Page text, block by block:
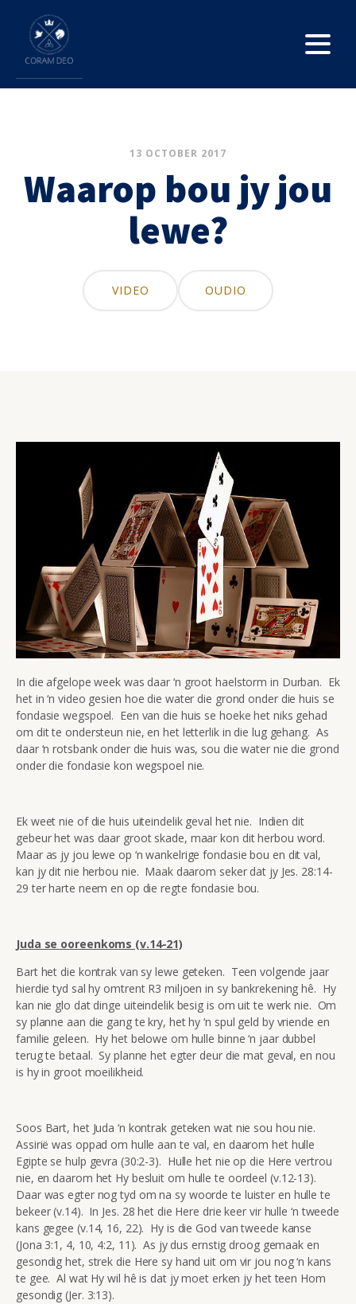
13 OCTOBER 2017
Waarop bou jy jou
lewe?
VIDEO OUDIO
In die afgelope week was daar ‘n groot haelstorm in Durban. Ek
het in ‘n video gesien hoe die water die grond onder die huis se
fondasie wegspoel. Een van die huis se hoeke het niks gehad
om dit te ondersteun nie, en het letterlik in die lug gehang. As
daar ‘n rotsbank onder die huis was, sou die water nie die grond
onder die fondasie kon wegspoel nie.
Ek weet nie of die huis uiteindelik geval het nie. Indien dit
gebeur het was daar groot skade, maar kon dit herbou word.
Maar as jy jou lewe op ‘n wankelrige fondasie bou en dit val,
kan jy dit nie herbou nie. Maak daarom seker dat jy Jes. 28:14-
29 ter harte neem en op die regte fondasie bou.
Juda se ooreenkoms (v.14-21)
Bart het die kontrak van sy lewe geteken. Teen volgende jaar
hierdie tyd sal hy omtrent R3 miljoen in sy bankrekening hê. Hy
kan nie glo dat dinge uiteindelik besig is om uit te werk nie. Om
sy planne aan die gang te kry, het hy ‘n spul geld by vriende en
familie geleen. Hy het belowe om hulle binne ‘n jaar dubbel
terug te betaal. Sy planne het egter deur die mat geval, en nou
is hy in groot moeilikheid.
Soos Bart, het Juda ‘n kontrak geteken wat nie sou hou nie.
Assirië was oppad om hulle aan te val, en daarom het hulle
Egipte se hulp gevra (30:2-3). Hulle het nie op die Here vertrou
nie, en daarom het Hy besluit om hulle te oordeel (v.12-13).
Daar was egter nog tyd om na sy woorde te luister en hulle te
bekeer (v.14). In Jes. 28 het die Here drie keer vir hulle ‘n tweede
kans gegee (v.14, 16, 22). Hy is die God van tweede kanse
(Jona 3:1, 4, 10, 4:2, 11). As jy dus ernstig droog gemaak en
gesondig het, strek die Here sy hand uit om vir jou nog ‘n kans
te gee. Al wat Hy wil hê is dat jy moet erken jy het teen Hom
gesondig (Jer. 3:13).